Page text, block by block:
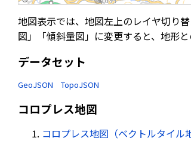
地図表示では、地図左上のレイヤ切り
図」「傾斜量図」に変更すると、地形
データセット
GeoJSON TopoJSON
コロプレス地図
コロプレス地図（ベクトルタイル